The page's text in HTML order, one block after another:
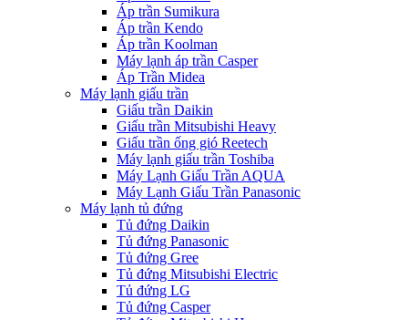
Áp trần Sumikura
Áp trần Kendo
Áp trần Koolman
Máy lạnh áp trần Casper
Áp Trần Midea
Máy lạnh giấu trần
Giấu trần Daikin
Giấu trần Mitsubishi Heavy
Giấu trần ống gió Reetech
Máy lạnh giấu trần Toshiba
Máy Lạnh Giấu Trần AQUA
Máy Lạnh Giấu Trần Panasonic
Máy lạnh tủ đứng
Tủ đứng Daikin
Tủ đứng Panasonic
Tủ đứng Gree
Tủ đứng Mitsubishi Electric
Tủ đứng LG
Tủ đứng Casper